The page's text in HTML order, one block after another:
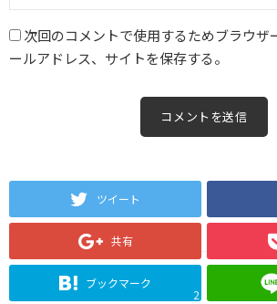
次回のコメントで使用するためブラウザ
ールアドレス、サイトを保存する。
ツイート
共有
ブックマーク
2